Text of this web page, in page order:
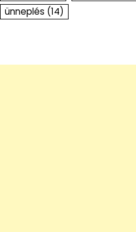
ünneplés (14)